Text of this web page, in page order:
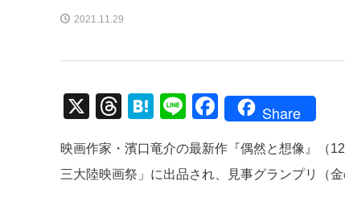
2021.11.29
X
T
e
a
H
e
n
Li
e
F
c
e
Share
映画作家・濱口竜介の最新作『偶然と想像』（
三大陸映画祭」に出品され、見事グランプリ（